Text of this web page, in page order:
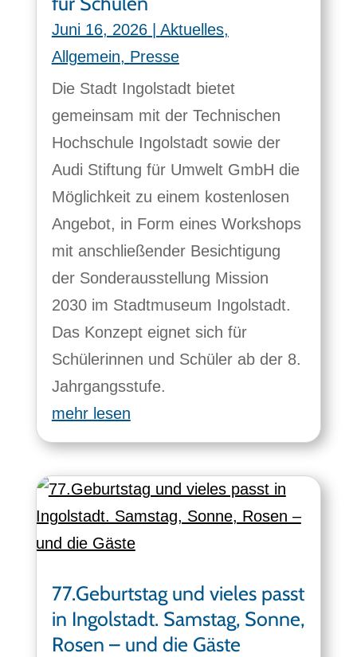
Juni 16, 2026| Aktuelles,
Allgemein, Presse
Die Stadt Ingolstadt bietet
gemeinsam mit der Technischen
Hochschule Ingolstadt sowie der
Audi Stiftung für Umwelt GmbH die
Möglichkeit zu einem kostenlosen
Angebot, in Form eines Workshops
mit anschließender Besichtigung
der Sonderausstellung Mission
2030 im Stadtmuseum Ingolstadt.
Das Konzept eignet sich für
Schülerinnen und Schüler ab der 8.
Jahrgangsstufe.
mehr lesen
77.Geburtstag und vieles passt
in Ingolstadt. Samstag, Sonne,
Rosen – und die Gäste